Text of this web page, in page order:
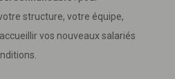
structure, votre équipe,
vos nouveaux salariés